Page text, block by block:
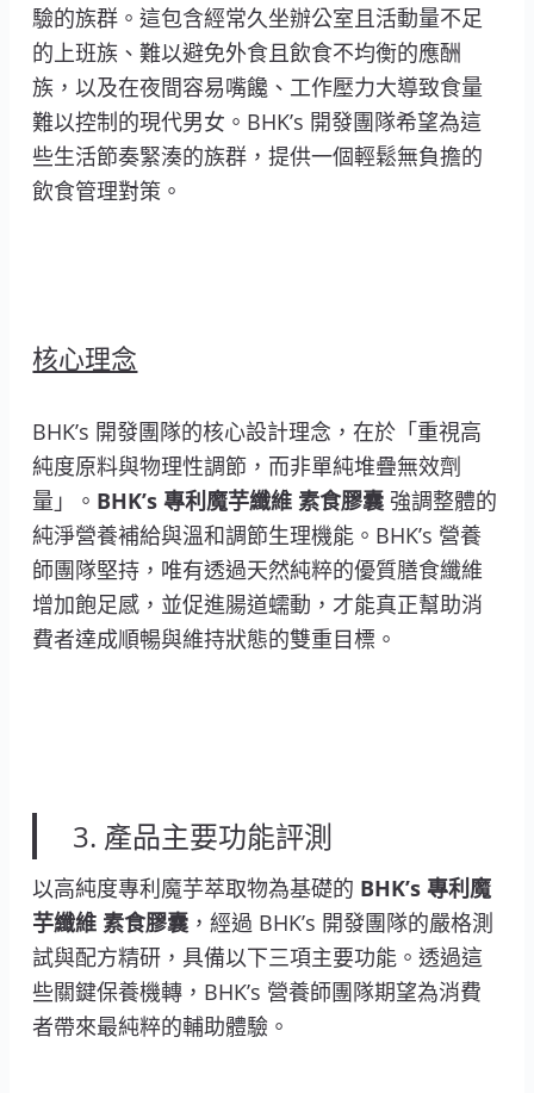
驗的族群。這包含經常久坐辦公室且活動量不足
的上班族、難以避免外食且飲食不均衡的應酬
族，以及在夜間容易嘴饞、工作壓力大導致食量
難以控制的現代男女。BHK’s 開發團隊希望為這
些生活節奏緊湊的族群，提供一個輕鬆無負擔的
飲食管理對策。
核心理念
BHK’s 開發團隊的核心設計理念，在於「重視高
純度原料與物理性調節，而非單純堆疊無效劑
量」。 BHK’s 專利魔芋纖維 素食膠囊 強調整體的
純淨營養補給與溫和調節生理機能。BHK’s 營養
師團隊堅持，唯有透過天然純粹的優質膳食纖維
增加飽足感，並促進腸道蠕動，才能真正幫助消
費者達成順暢與維持狀態的雙重目標。
3. 產品主要功能評測
以高純度專利魔芋萃取物為基礎的 BHK’s 專利魔
芋纖維 素食膠囊 ，經過 BHK’s 開發團隊的嚴格測
試與配方精研，具備以下三項主要功能。透過這
些關鍵保養機轉，BHK’s 營養師團隊期望為消費
者帶來最純粹的輔助體驗。